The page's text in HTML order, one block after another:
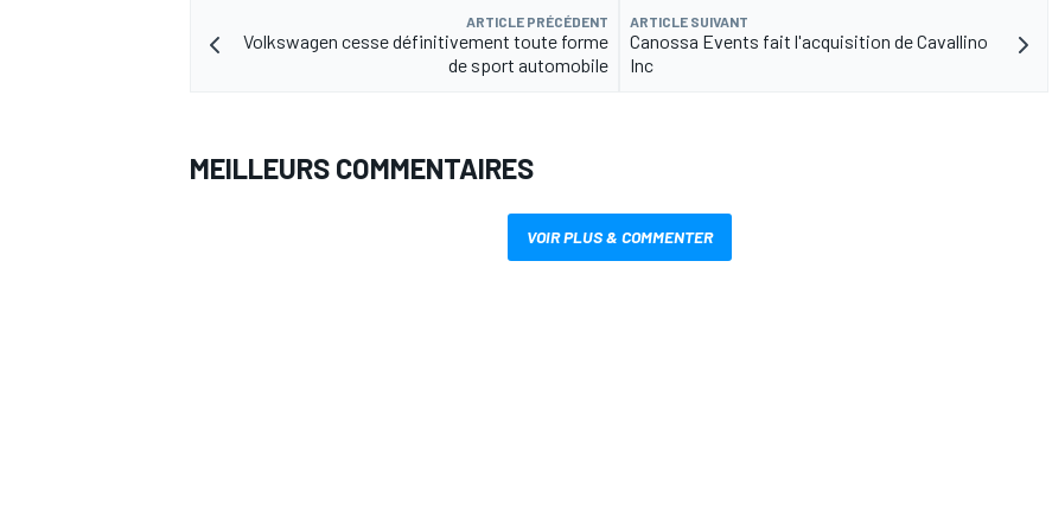
AUTRES CHAMPIONNATS
ARTICLE PRÉCÉDENT
Volkswagen cesse définitivement toute forme
de sport automobile
ARTICLE SUIVANT
Canossa Events fait l'acquisition de Cavallino
Inc
MEILLEURS COMMENTAIRES
VOIR PLUS & COMMENTER